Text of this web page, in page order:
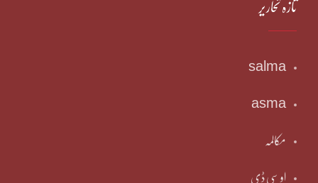
تازہ تحاریر
salma
asma
مکالمہ
او سی ڈی